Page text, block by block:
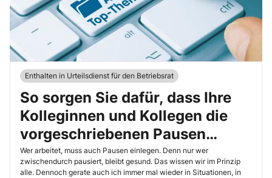
Enthalten in Urteilsdienst für den Betriebsrat
So sorgen Sie dafür, dass Ihre
Kolleginnen und Kollegen die
vorgeschriebenen Pausen
einhalten
Wer arbeitet, muss auch Pausen einlegen. Denn nur wer
zwischendurch pausiert, bleibt gesund. Das wissen wir im Prinzip
alle. Dennoch gerate auch ich immer mal wieder in Situationen, in